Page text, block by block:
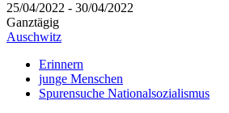
25/04/2022 - 30/04/2022
Ganztägig
Auschwitz
Erinnern
junge Menschen
Spurensuche Nationalsozialismus